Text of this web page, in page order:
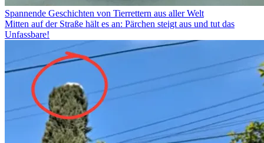
Spannende Geschichten von Tierrettern aus aller Welt
Mitten auf der Straße hält es an: Pärchen steigt aus und tut das
Unfassbare!